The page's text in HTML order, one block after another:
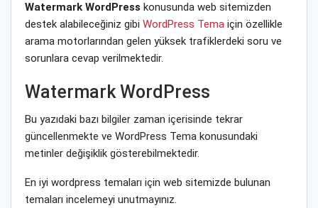
Watermark WordPress konusunda web sitemizden
destek alabileceğiniz gibi WordPress Tema için özellikle
arama motorlarından gelen yüksek trafiklerdeki soru ve
sorunlara cevap verilmektedir.
Watermark WordPress
Bu yazıdaki bazı bilgiler zaman içerisinde tekrar
güncellenmekte ve WordPress Tema konusundaki
metinler değişiklik gösterebilmektedir.
En iyi wordpress temaları için web sitemizde bulunan
temaları incelemeyi unutmayınız.